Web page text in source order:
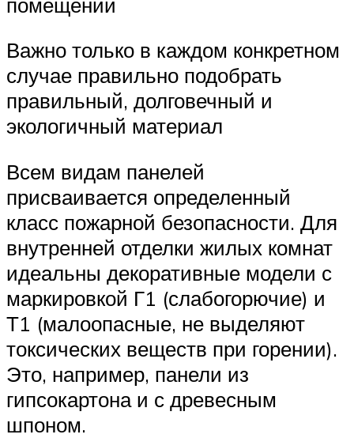
Важно только в каждом конкретном
случае правильно подобрать
правильный, долговечный и
экологичный материал
Всем видам панелей
присваивается определенный
класс пожарной безопасности. Для
внутренней отделки жилых комнат
идеальны декоративные модели с
маркировкой Г1 (слабогорючие) и
Т1 (малоопасные, не выделяют
токсических веществ при горении).
Это, например, панели из
гипсокартона и с древесным
шпоном.